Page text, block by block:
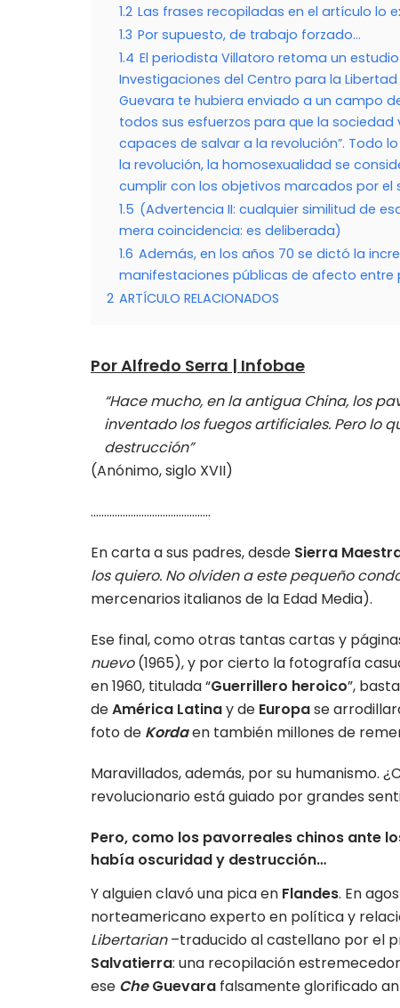
1.2 Las frases recopiladas en el artículo lo
1.3 Por supuesto, de trabajo forzado…
1.4 El periodista Villatoro retoma un
Investigaciones del Centro para la
Guevara te hubiera enviado a un campo
todos sus esfuerzos para que la sociedad
capaces de salvar a la revolución”. Todo
la revolución, la homosexualidad se
cumplir con los objetivos marcados por el
1.5 (Advertencia II: cualquier similitud de
mera coincidencia: es deliberada)
1.6 Además, en los años 70 se dictó la
manifestaciones públicas de afecto entre
2 ARTÍCULO RELACIONADOS
Por Alfredo Serra | Infobae
“Hace mucho, en la antigua China, los
inventado los fuegos artificiales. Pero lo
destrucción”
(Anónimo, siglo XVII)
………………………………………
En carta a sus padres, desde Sierra
los quiero. No olviden a este pequeño
mercenarios italianos de la Edad Media).
Ese final, como otras tantas cartas y
nuevo(1965), y por cierto la fotografía
en 1960, titulada “Guerrillero heroico”,
deAmérica Latinay de Europase
foto de Kordaen también millones de
Maravillados, además, por su humanismo.
revolucionario está guiado por grandes
Pero, como los pavorreales chinos ante
había oscuridad y destrucción…
Y alguien clavó una pica en Flandes. En
norteamericano experto en política y
Libertarian–traducido al castellano por el
Salvatierra: una recopilación
ese CheGuevara falsamente glorificado